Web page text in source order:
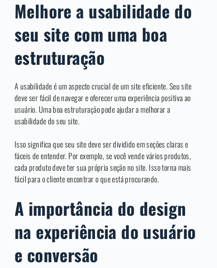
Melhore a usabilidade do
seu site com uma boa
estruturação
A usabilidade é um aspecto crucial de um site eficiente. Seu site
deve ser fácil de navegar e oferecer uma experiência positiva ao
usuário. Uma boa estruturação pode ajudar a melhorar a
usabilidade do seu site.
Isso significa que seu site deve ser dividido em seções claras e
fáceis de entender. Por exemplo, se você vende vários produtos,
cada produto deve ter sua própria seção no site. Isso torna mais
fácil para o cliente encontrar o que está procurando.
A importância do design
na experiência do usuário
e conversão